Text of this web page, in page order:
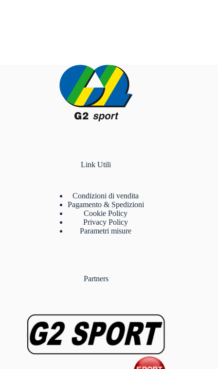
Link Utili
Condizioni di vendita
Pagamento & Spedizioni
Cookie Policy
Privacy Policy
Parametri misure
Partners